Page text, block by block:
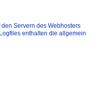
Servern des Webhosters
enthalten die allgemein